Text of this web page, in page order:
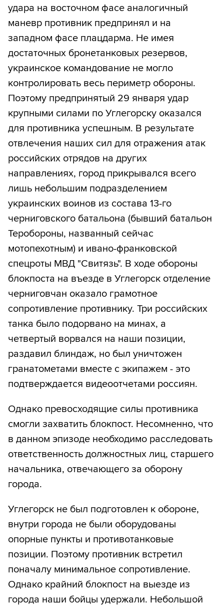
удара на восточном фасе аналогичный
маневр противник предпринял и на
западном фасе плацдарма. Не имея
достаточных бронетанковых резервов,
украинское командование не могло
контролировать весь периметр обороны.
Поэтому предпринятый 29 января удар
крупными силами по Углегорску оказался
для противника успешным. В результате
отвлечения наших сил для отражения атак
российских отрядов на других
направлениях, город прикрывался всего
лишь небольшим подразделением
украинских воинов из состава 13-го
черниговского батальона (бывший батальон
Теробороны, названный сейчас
мотопехотным) и ивано-франковской
спецроты МВД "Свитязь". В ходе обороны
блокпоста на въезде в Углегорск отделение
черниговчан оказало грамотное
сопротивление противнику. Три российских
танка было подорвано на минах, а
четвертый ворвался на наши позиции,
раздавил блиндаж, но был уничтожен
гранатометами вместе с экипажем - это
подтверждается видеоотчетами россиян.
Однако превосходящие силы противника
смогли захватить блокпост. Несомненно, что
в данном эпизоде необходимо расследовать
ответственность должностных лиц, старшего
начальника, отвечающего за оборону
города.
Углегорск не был подготовлен к обороне,
внутри города не были оборудованы
опорные пункты и противотанковые
позиции. Поэтому противник встретил
поначалу минимальное сопротивление.
Однако крайний блокпост на выезде из
города наши бойцы удержали. Небольшой